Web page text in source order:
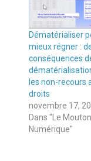
Dématérialiser
mieux régner :
conséquences
les non-recours
droits
novembre 17,
Dans "Le Mouton
Numérique"